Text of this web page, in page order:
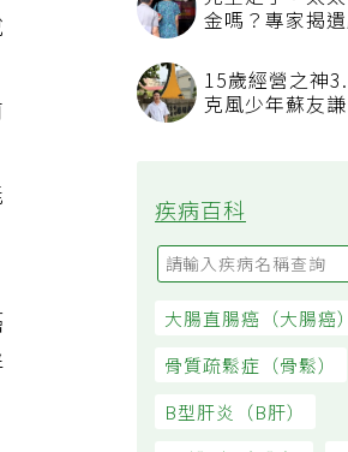
先生走了，太
看順位還要看
15歲經營之神
疾病百科